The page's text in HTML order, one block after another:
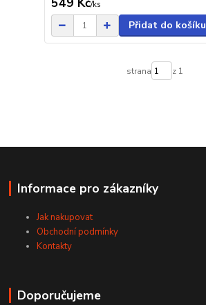
/ks
Přidat do košíku
strana z 1
Informace pro zákazníky
Jak nakupovat
Obchodní podmínky
Kontakty
Doporučujeme